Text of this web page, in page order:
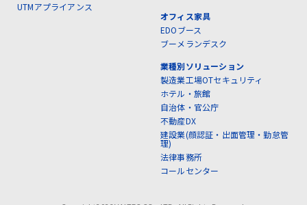
UTMアプライアンス
オフィス家具
EDOブース
ブーメランデスク
業種別ソリューション
製造業工場OTセキュリティ
ホテル・旅館
自治体・官公庁
不動産DX
建設業(顔認証・出面管理・勤怠管
理)
法律事務所
コールセンター